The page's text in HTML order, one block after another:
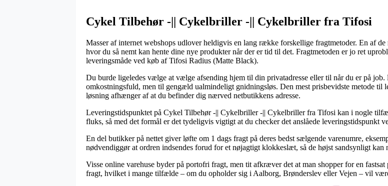
Cykel Tilbehør -|| Cykelbriller -|| Cykelbriller fra Tifosi
Masser af internet webshops udlover heldigvis en lang række forskellige fragtmetoder. En af de
hvor du så nemt kan hente dine nye produkter når der er tid til det. Fragtmetoden er jo ret
leveringsmåde ved køb af Tifosi Radius (Matte Black).
Du burde ligeledes vælge at vælge afsending hjem til din privatadresse eller til når du er på
omkostningsfuld, men til gengæld ualmindeligt gnidningsløs. Den mest prisbevidste metode til
løsning afhænger af at du befinder dig nærved netbutikkens adresse.
Leveringstidspunktet på Cykel Tilbehør -|| Cykelbriller -|| Cykelbriller fra Tifosi kan i nogle
fluks, så med det formål er det tydeligvis vigtigt at du checker det anslåede leveringstidspunkt
En del butikker på nettet giver løfte om 1 dags fragt på deres bedst sælgende varenumre,
nødvendiggør at ordren indsendes forud for et nøjagtigt klokkeslæt, så de højst sandsynligt kan
Visse online varehuse byder på portofri fragt, men tit afkræver det at man shopper for en
fragt, hvilket i mange tilfælde – om du opholder sig i Aalborg, Brønderslev eller Vejen – vil